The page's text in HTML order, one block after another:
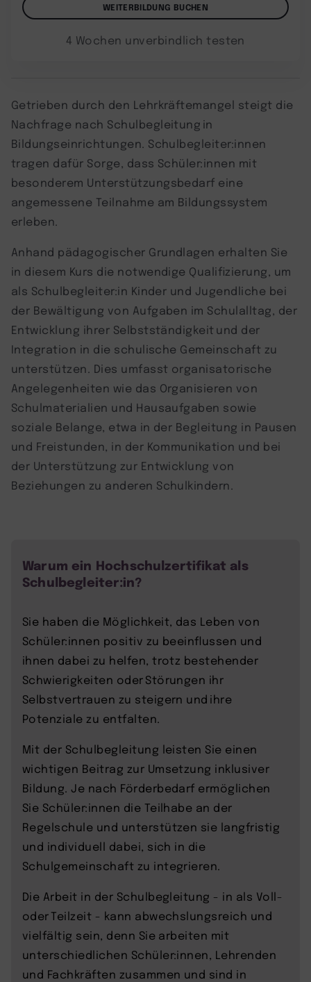
WEITERBILDUNG BUCHEN
4 Wochen unverbindlich testen
Getrieben durch den Lehrkräftemangel steigt die
Nachfrage nach Schulbegleitung in
Bildungseinrichtungen. Schulbegleiter:innen
tragen dafür Sorge, dass Schüler:innen mit
besonderem Unterstützungsbedarf eine
angemessene Teilnahme am Bildungssystem
erleben.
Anhand pädagogischer Grundlagen erhalten Sie
in diesem Kurs die notwendige Qualifizierung, um
als Schulbegleiter:in Kinder und Jugendliche bei
der Bewältigung von Aufgaben im Schulalltag, der
Entwicklung ihrer Selbstständigkeit und der
Integration in die schulische Gemeinschaft zu
unterstützen. Dies umfasst organisatorische
Angelegenheiten wie das Organisieren von
Schulmaterialien und Hausaufgaben sowie
soziale Belange, etwa in der Begleitung in Pausen
und Freistunden, in der Kommunikation und bei
der Unterstützung zur Entwicklung von
Beziehungen zu anderen Schulkindern.
Warum ein Hochschulzertifikat als
Schulbegleiter:in?
Sie haben die Möglichkeit, das Leben von
Schüler:innen positiv zu beeinflussen und
ihnen dabei zu helfen, trotz bestehender
Schwierigkeiten oder Störungen ihr
Selbstvertrauen zu steigern und ihre
Potenziale zu entfalten.
Mit der Schulbegleitung leisten Sie einen
wichtigen Beitrag zur Umsetzung inklusiver
Bildung. Je nach Förderbedarf ermöglichen
Sie Schüler:innen die Teilhabe an der
Regelschule und unterstützen sie langfristig
und individuell dabei, sich in die
Schulgemeinschaft zu integrieren.
Die Arbeit in der Schulbegleitung - in als Voll-
oder Teilzeit - kann abwechslungsreich und
vielfältig sein, denn Sie arbeiten mit
unterschiedlichen Schüler:innen, Lehrenden
und Fachkräften zusammen und sind in